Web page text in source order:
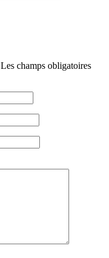
Les champs obligatoires